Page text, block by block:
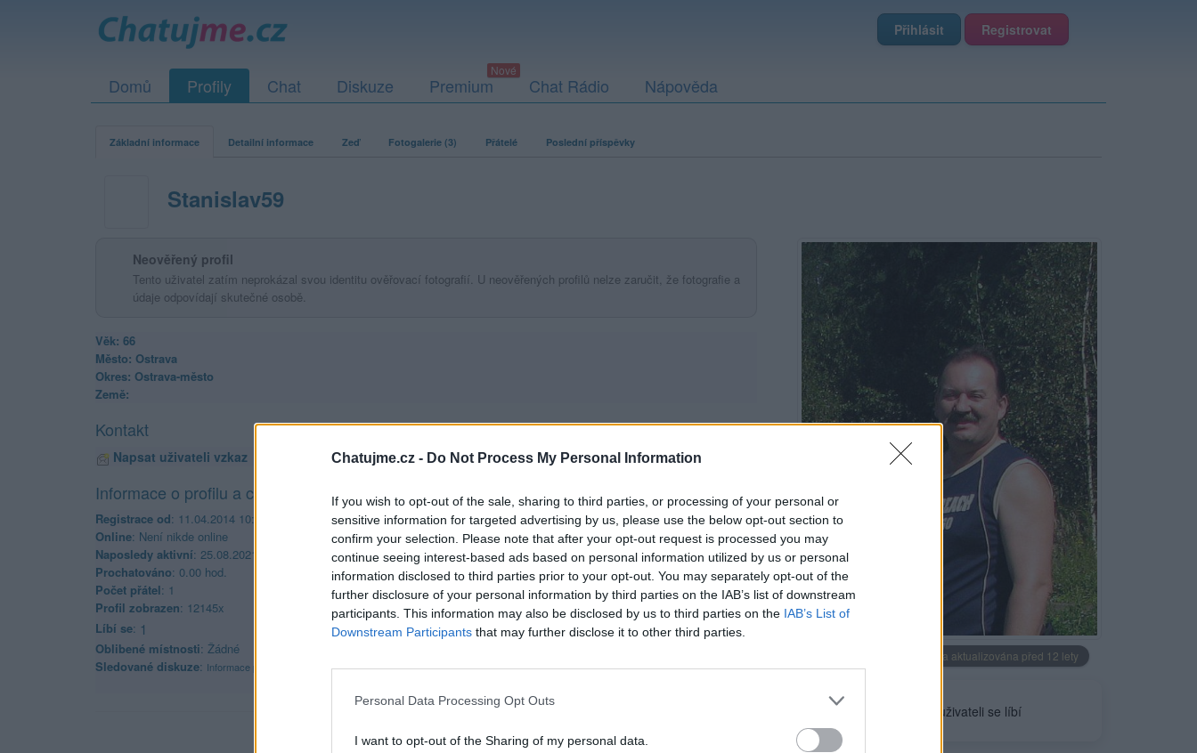
Chatujme.cz - Do Not Process My Personal Information
If you wish to opt-out of the sale, sharing to third parties, or processing of your personal or
sensitive information for targeted advertising by us, please use the below opt-out section to
confirm your selection. Please note that after your opt-out request is processed you may
continue seeing interest-based ads based on personal information utilized by us or personal
information disclosed to third parties prior to your opt-out. You may separately opt-out of the
further disclosure of your personal information by third parties on the IAB’s list of downstream
participants. This information may also be disclosed by us to third parties on the IAB’s List of
Downstream Participants that may further disclose it to other third parties.
Personal Data Processing Opt Outs
I want to opt-out of the Sharing of my personal data.
Přihlásit Registrovat
Domů Profily Chat Diskuze Premium Chat Rádio Nápověda
Základní informace Detailní informace Zeď Fotogalerie (3) Přátelé Poslední příspěvky
Stanislav59
Neověřeno
Profilová fotografie byla aktualizována před 12 lety
uživateli se líbí
Neověřený profil
Tento uživatel zatím neprokázal svou identitu ověřovací fotografií. U neověřených profilů nelze zaručit, že fotografie a
údaje odpovídají skutečné osobě.
Věk: 66
Město: Ostrava
Okres: Ostrava-město
Země:
Kontakt
Napsat uživateli vzkaz
Informace o profilu a chatu
Registrace od: 11.04.2014 10:55
Online: Není nikde online
Naposledy aktivní: 25.08.2021 15:59
Prochatováno: 0.00 hod.
Počet přátel: 1
Profil zobrazen: 12145x
Líbí se: 1
Oblibené místnosti: Žádné
Sledované diskuze: Informace pro uživatele